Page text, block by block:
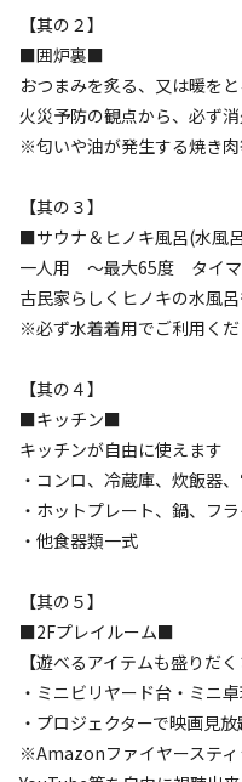
【其の２】
■囲炉裏■
おつまみを炙る、又は暖を
火災予防の観点から、必ず
※匂いや油が発生する焼き
【其の３】
■サウナ＆ヒノキ風呂(水風
一人用 ～最大65度 タイ
古民家らしくヒノキの水風呂
※必ず水着着用でご利用く
【其の４】
■キッチン■
キッチンが自由に使えます
・コンロ、冷蔵庫、炊飯器
・ホットプレート、鍋、フ
・他食器類一式
【其の５】
■2Fプレイルーム■
【遊べるアイテムも盛りだく
・ミニビリヤード台・ミニ
・プロジェクターで映画見放
※Amazonファイヤースティ
■囲炉裏■
おつまみを炙る、又は暖
火災予防の観点から、必
※匂いや油が発生する焼き
【其の３】
■低温サウナ＆ヒノキ風
一人用　～最大65度　タイ
古民家らしくヒノキの水風
【其の４】
キッチンが自由に使えます
【其の５】
■2Fプレイルーム■
【遊べるアイテムも盛りだ
・ミニビリヤード台、ボ
・プロジェクターで動画
※Amazonファイヤーステ
【其の６】
■サービス■
・高速Wi-Fi完備
・屋外ホース